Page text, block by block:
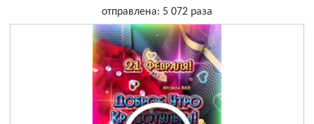
отправлена: 5 072 раза